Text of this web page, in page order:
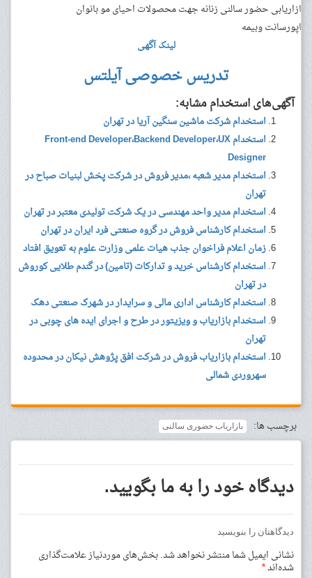
بازاریابی حضور سالنی زنانه جهت محصولات احیای مو بانوان
باپورسانت وبیمه
لینک آگهی
تدریس خصوصی آیلتس
آگهی‌های استخدام مشابه:
استخدام شرکت ماشین سنگین آریا در تهران
استخدام Front-end Developer،Backend Developer،UX
Designer
استخدام مدیر شعبه ،مدیر فروش در شرکت پخش لبنیات صباح در
تهران
استخدام مدیر واحد مهندسی در یک شرکت تولیدی معتبر در تهران
استخدام کارشناس فروش در گروه صنعتی فرد ایران در تهران
زمان اعلام فراخوان جذب هیات علمی وزارت علوم به تعویق افتاد
استخدام کارشناس خرید و تدارکات (تامین) در گندم طلایی کوروش
در تهران
استخدام کارشناس اداری مالی و سرایدار در شهرک صنعتی دهک
استخدام بازاریاب و ویزیتور در طرح و اجرای ایده های چوبی در
تهران
استخدام بازاریاب فروش در شرکت افق پژوهش نیکان در محدوده
سهروردی شمالی
برچسب ها: بازاریاب حضوری سالنی
دیدگاه خود را به ما بگویید.
دیدگاهتان را بنویسید
نشانی ایمیل شما منتشر نخواهد شد.بخش‌های موردنیاز علامت‌گذاری
شده‌اند*